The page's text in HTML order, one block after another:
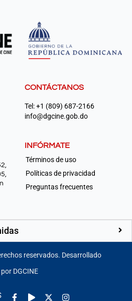
CONTÁCTANOS
Tel: +1 (809) 687-2166
info@dgcine.gob.do
INFÓRMATE
Términos de uso
Políticas de privacidad
Preguntas frecuentes
reservados. Desarrollado
por DGCINE
Facebook-
Play Instagram